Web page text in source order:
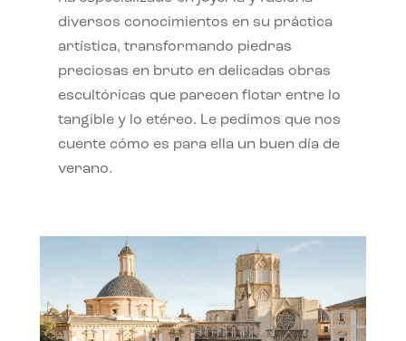
diversos conocimientos en su práctica
artística, transformando piedras
preciosas en bruto en delicadas obras
escultóricas que parecen flotar entre lo
tangible y lo etéreo. Le pedimos que nos
cuente cómo es para ella un buen día de
verano.